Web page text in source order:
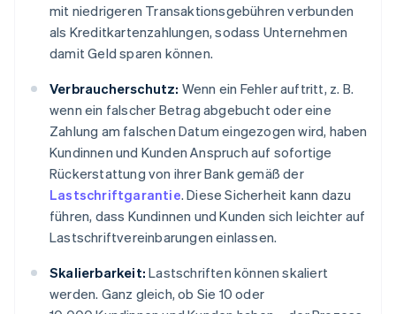
mit niedrigeren Transaktionsgebühren verbunden
als Kreditkartenzahlungen, sodass Unternehmen
damit Geld sparen können.
Verbraucherschutz: Wenn ein Fehler auftritt, z. B.
wenn ein falscher Betrag abgebucht oder eine
Zahlung am falschen Datum eingezogen wird, haben
Kundinnen und Kunden Anspruch auf sofortige
Rückerstattung von ihrer Bank gemäß der
Lastschriftgarantie. Diese Sicherheit kann dazu
führen, dass Kundinnen und Kunden sich leichter auf
Lastschriftvereinbarungen einlassen.
Skalierbarkeit: Lastschriften können skaliert
werden. Ganz gleich, ob Sie 10 oder